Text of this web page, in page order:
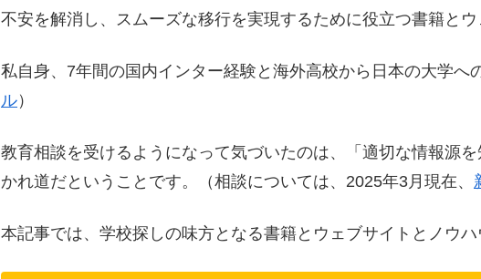
不安を解消し、スムーズな移行を実現するために役立つ書籍とウ
私自身、7年間の国内インター経験と海外高校から日本の大学へ
ル）
教育相談を受けるようになって気づいたのは、「適切な情報源
かれ道だということです。（相談については、2025年3月現在、
本記事では、学校探しの味方となる書籍とウェブサイトとノウハ